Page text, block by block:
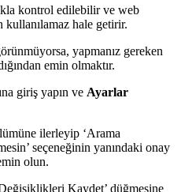
kontrol edilebilir ve web
kullanılamaz hale getirir.
yapmanız gereken
emin olmaktır.
giriş yapın ve Ayarlar
ilerleyip ‘Arama
seçeneğinin yanındaki onay
olun.
Kaydet’ düğmesine